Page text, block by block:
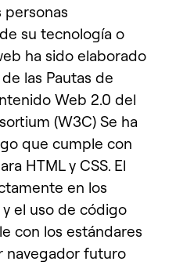
personas
su tecnología o
ha sido elaborado
las Pautas de
Web 2.0 del
(W3C) Se ha
que cumple con
HTML y CSS. El
en los
el uso de código
con los estándares
navegador futuro